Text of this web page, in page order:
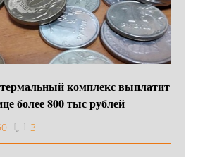
комплекс выплатит
более 800 тыс рублей
3